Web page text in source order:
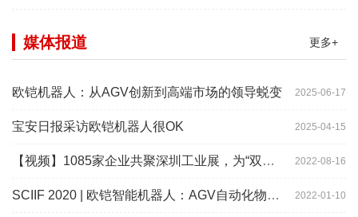
更多+
媒体报道
2025-06-17
欧铠机器人：从AGV创新到高端市场的领导蜕变
2025-04-15
宝安日报采访欧铠机器人很OK
2022-08-16
【视频】1085家企业共聚深圳工业展，为“双链”畅通堵点、卡点
2022-01-10
SCIIF 2020 | 欧铠智能机器人：AGV自动化物流设备及系统